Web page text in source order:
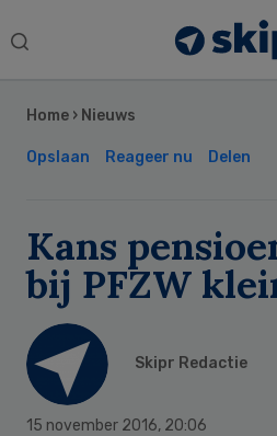
Search
Home › Nieuws
Opslaan Reageer nu Delen
Kans
bij PFZW
Skipr Redactie
15 november 2016, 20:06
Sidebar